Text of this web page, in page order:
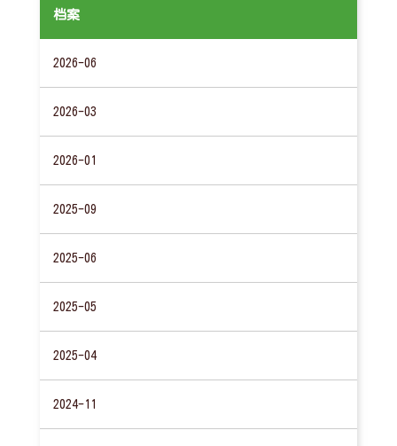
档案
2026-06
2026-03
2026-01
2025-09
2025-06
2025-05
2025-04
2024-11